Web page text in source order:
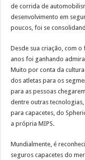
de corrida de
desenvolvimento em
poucos, foi se
Desde sua criação, com
anos foi ganhando
Muito por conta da
dos atletas para os
para as pessoas
dentre outras
para capacetes, do
a própria MIPS.
Mundialmente, é
seguros capacetes do